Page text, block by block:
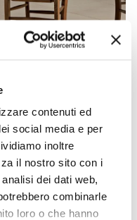
contenuti ed
social media e per
inoltre
il nostro sito con i
dei dati web,
combinarle
loro o che hanno
كرسي مطبخ كلاسيكي من
الخشب الصلب بتصميم
- مونيكا
- 20%AR 1.072,04AR 857,63